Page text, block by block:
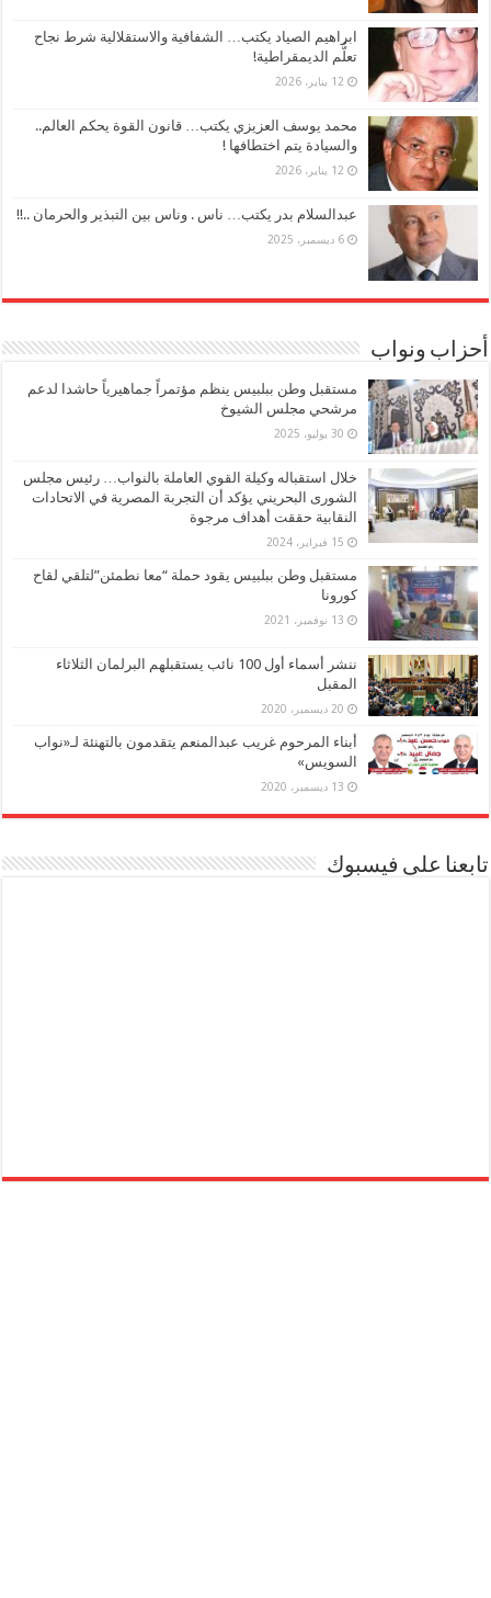
ابراهيم الصياد يكتب… الشفافية والاستقلالية شرط نجاح
تعلُّم الديمقراطية!
12 يناير، 2026
محمد يوسف العزيزي يكتب… قانون القوة يحكم العالم..
والسيادة يتم اختطافها !
12 يناير، 2026
عبدالسلام بدر يكتب… ناس . وناس بين التبذير والحرمان ..!!
6 ديسمبر، 2025
أحزاب ونواب
مستقبل وطن ببلبيس ينظم مؤتمراً جماهيرياً حاشدا لدعم
مرشحي مجلس الشيوخ
30 يوليو، 2025
خلال استقباله وكيلة القوي العاملة بالنواب… رئيس مجلس
الشورى البحريني يؤكد أن التجربة المصرية في الاتحادات
النقابية حققت أهداف مرجوة
15 فبراير، 2024
مستقبل وطن ببلبيس يقود حملة “معا نطمئن”لتلقي لقاح
كورونا
13 نوفمبر، 2021
ننشر أسماء أول 100 نائب يستقبلهم البرلمان الثلاثاء
المقبل
20 ديسمبر، 2020
أبناء المرحوم غريب عبدالمنعم يتقدمون بالتهنئة لـ«نواب
السويس»
13 ديسمبر، 2020
تابعنا على فيسبوك